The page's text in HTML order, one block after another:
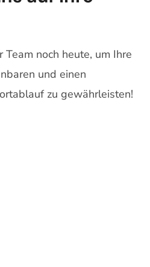
Team noch heute, um Ihre
und einen
zu gewährleisten!